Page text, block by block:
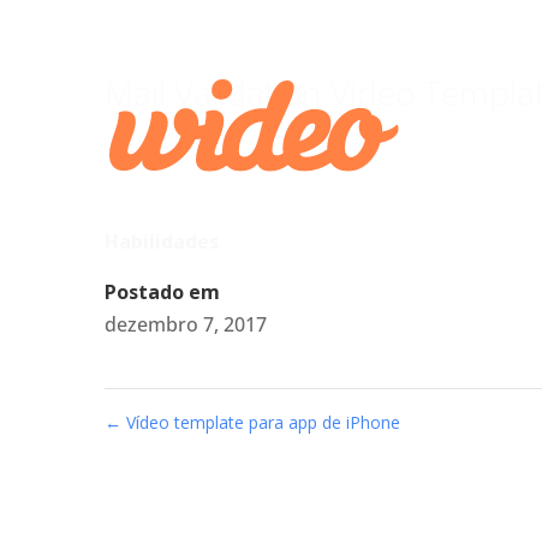
Mail Validation Video Template
Postado em
dezembro 7, 2017
← Vídeo template para app de iPhone